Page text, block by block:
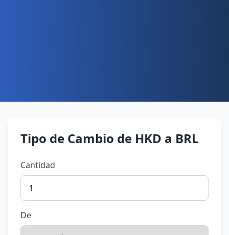
Tipo de Cambio de HKD a BRL
Cantidad
De